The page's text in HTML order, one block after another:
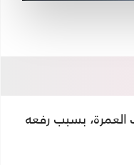
العمرة، بسبب رفعه